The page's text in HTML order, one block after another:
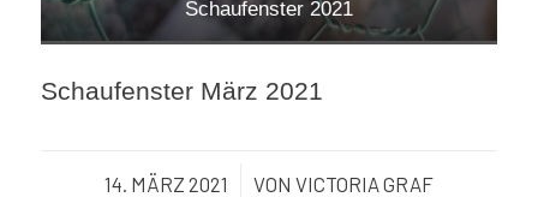
Schaufenster 2021
Schaufenster März 2021
14. MÄRZ 2021
/ VON VICTORIA GRAF